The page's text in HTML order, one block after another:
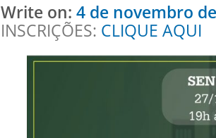
Write on: 4 de novembro
INSCRIÇÕES: CLIQUE AQUI